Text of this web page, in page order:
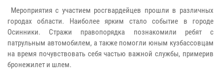
Мероприятия с участием росгвардейцев прошли в различных
городах области. Наиболее ярким стало событие в городе
Осинники. Стражи правопорядка познакомили ребят с
патрульным автомобилем, а также помогли юным кузбассовцам
на время почувствовать себя частью важной службы, примерив
бронежилет и шлем.